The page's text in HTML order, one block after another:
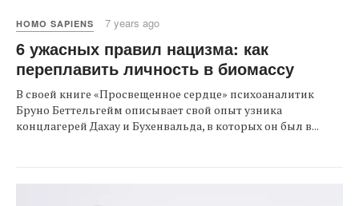
HOMO SAPIENS 7 years ago
6 ужасных правил нацизма: как
переплавить личность в биомассу
В своей книге «Просвещенное сердце» психоаналитик
Бруно Беттельгейм описывает свой опыт узника
концлагерей Дахау и Бухенвальда, в которых он был в...